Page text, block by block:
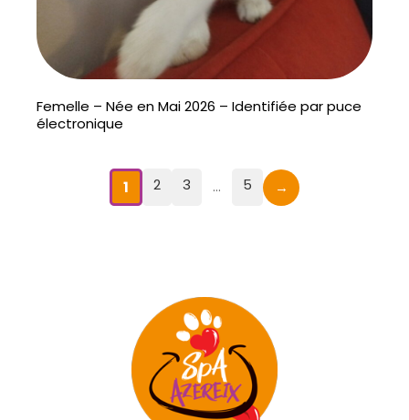
Femelle – Née en Mai 2026 – Identifiée par puce
électronique
1 2 3 ... 5 →